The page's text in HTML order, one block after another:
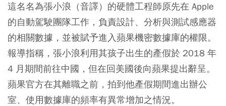
這名名為張小浪（音譯）的硬體工程師原先在 Apple
的自動駕駛團隊工作，負責設計、分析與測試感應器
的相關數據，並被賦予進入蘋果機密數據庫的權限。
報導指稱，張小浪利用其孩子出生的產假於 2018 年
4 月期間前往中國，但在回美國後向蘋果提出辭呈。
蘋果官方在其離職之前，拍到他產假期間進出辦公
室、使用數據庫的頻率有異常增加之情況。